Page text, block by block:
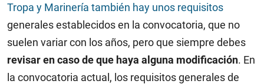
Tropa y Marinería también hay unos requisitos
generales establecidos en la convocatoria, que no
suelen variar con los años, pero que siempre debes
revisar en caso de que haya alguna modificación. En
la convocatoria actual, los requisitos generales de